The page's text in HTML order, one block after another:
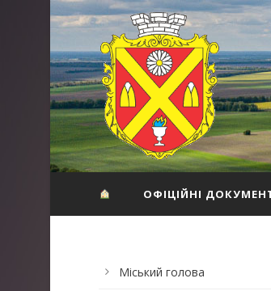
ОФІЦІЙНІ
Міський голова